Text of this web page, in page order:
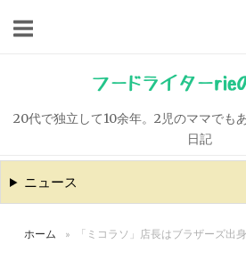
キ
ッ
フードライターrie
20代で独立して10余年。2児のママでも
日記
ニュース
ホーム » 「ミコラソ」店長はブラザーズ出身